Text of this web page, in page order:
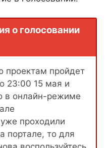
о голосовании
проектам пройдет
23:00 15 мая и
в онлайн-режиме
проходили
портале, то для